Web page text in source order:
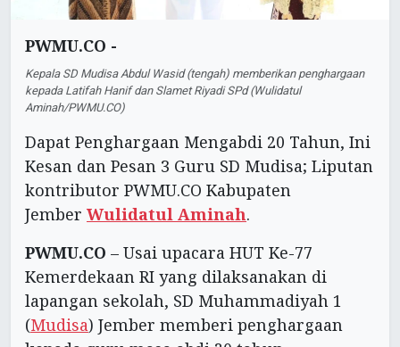
PWMU.CO -
Kepala SD Mudisa Abdul Wasid (tengah) memberikan penghargaan
kepada Latifah Hanif dan Slamet Riyadi SPd (Wulidatul
Aminah/PWMU.CO)
Dapat Penghargaan Mengabdi 20 Tahun, Ini
Kesan dan Pesan 3 Guru SD Mudisa; Liputan
kontributor PWMU.CO Kabupaten
Jember Wulidatul Aminah.
PWMU.CO – Usai upacara HUT Ke-77
Kemerdekaan RI yang dilaksanakan di
lapangan sekolah, SD Muhammadiyah 1
(Mudisa) Jember memberi penghargaan